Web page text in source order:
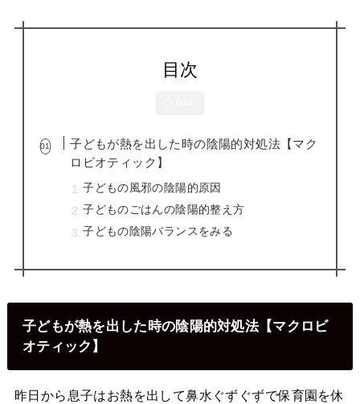
目次
子どもが熱を出した時の陰陽的対処法【マク
ロビオティック】
子どもの風邪の陰陽的原因
子どものごはんの陰陽的整え方
子どもの陰陽バランスをみる
子どもが熱を出した時の陰陽的対処法【マクロビ
オティック】
昨日から息子はお熱を出して鼻水ぐずぐずで保育園を休